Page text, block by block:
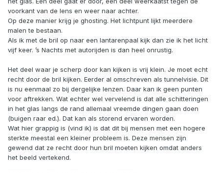
voorkant van de lens en weer naar achter.
Op deze manier krijg je ghosting. Het lichtpunt lijkt meerdere
malen te bestaan.
Als ik met de bril op naar een lantarenpaal kijk dan zie ik het licht
vijf keer. ’s Nachts met autorijden is dan heel onrustig.
Het deel waar je scherp door kan kijken is vrij klein. Je moet echt
recht door de bril kijken. Eerder al omschreven als tunnelvisie. Dit
is nu eenmaal zo bij dergelijke lenzen. Daar kan ik geen punten
voor aftrekken. Wat echter wel vervelend is dat alle schitteringen
in het glas langs de rand allemaal vreemde dingen gaan doen
(buigen raar ed.). Dat kan als storend ervaren worden.
Wat hier grappig is (vind ik) is dat dit bij mensen met een hogere
sterkte meestal een kleiner probleem is. Deze mensen zijn
gewend dat ze recht door hun bril moeten kijken omdat anders
het beeld vertekend.